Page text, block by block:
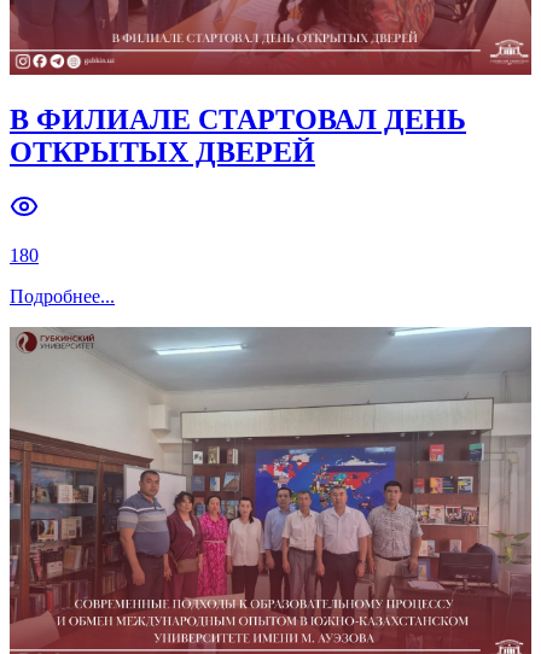
В ФИЛИАЛЕ ПРОШЛА XIX
ЕЖЕГОДНАЯ СТУДЕНЧЕСКАЯ
НАУЧНАЯ КОНФЕРЕНЦИЯ «НЕФТЬ
И ГАЗ – 2026»
159
Подробнее
Подробнее...
Недавние мероприятия Предстоящие мероприятиям